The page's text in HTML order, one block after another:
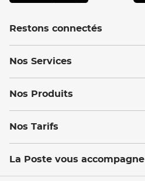
Restons connectés
Nos Services
Nos Produits
Nos Tarifs
La Poste vous accompagne